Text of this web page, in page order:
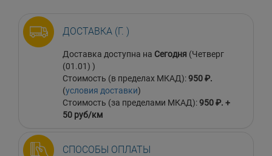
ДОСТАВКА (Г. )
Доставка доступна на Сегодня (Четверг
(01.01) )
Стоимость (в пределах МКАД):950 ₽.
(условия доставки)
Стоимость (за пределами МКАД):950 ₽. +
50 руб/км
СПОСОБЫ ОПЛАТЫ